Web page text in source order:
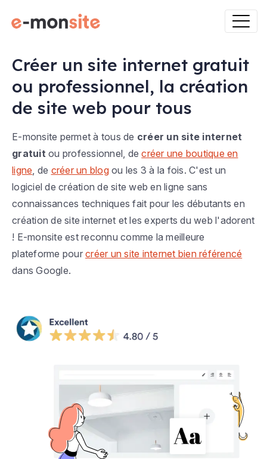
Créer un site internet gratuit
ou professionnel, la création
de site web pour tous
E-monsite permet à tous de créer un site internet
gratuit ou professionnel, decréer une boutique en
ligne , de créer un blogou les 3 à la fois. C'est un
logiciel de création de site web en ligne sans
connaissances techniques fait pour les débutants en
création de site internet et les experts du web l'adorent
! E-monsite est reconnu comme la meilleure
plateforme pour créer un site internet bien référencé
dans Google.